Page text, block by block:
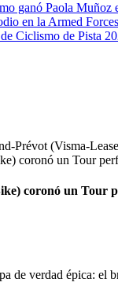
ganó Paola Muñoz
en la Armed
Ciclismo de Pista
coronó un Tour
de verdad épica: el